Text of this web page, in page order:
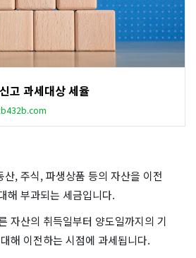
고 과세대상 세율
산, 주식, 파생상품 등의 자산을 이전
해 부과되는 세금입니다.
자산의 취득일부터 양도일까지의 기
해 이전하는 시점에 과세됩니다.